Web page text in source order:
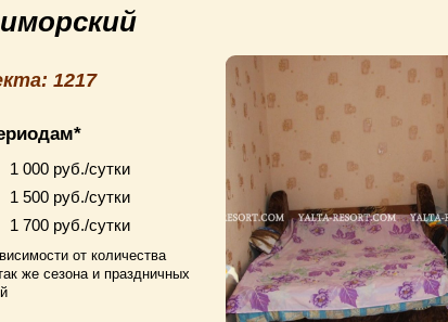
1217
1 000 руб./сутки
1 500 руб./сутки
1 700 руб./сутки
от количества
же сезона и праздничных